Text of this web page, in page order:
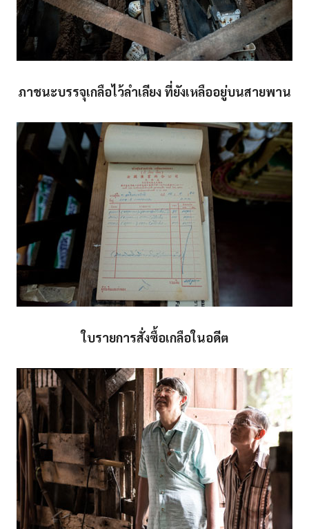
ภาชนะบรรจุเกลือไว้ลำเลียง ที่ยังเหลืออยู่บนสายพาน
ใบรายการสั่งซื้อเกลือในอดีต